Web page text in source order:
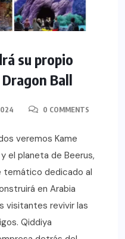
su propio
Ball
0 COMMENTS
veremos Kame
el planeta de Beerus,
temático dedicado al
en Arabia
visitantes revivir las
Qiddiya